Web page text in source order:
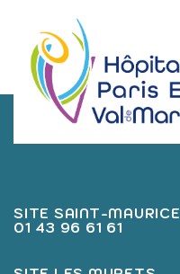
SITE SAINT-MAURICE
01 43 96 61 61